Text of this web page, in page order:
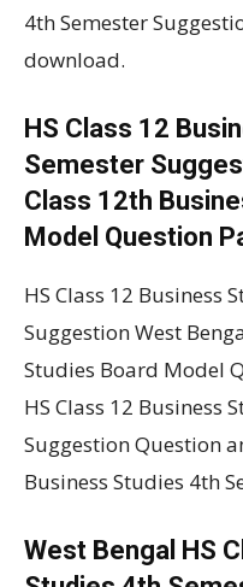
4th Semester
download.
HS Class 12
Semester
Class 12th
Model Question
HS Class 12 Business
Suggestion West
Studies Board Model
HS Class 12 Business
Suggestion Question
Business Studies 4th
West Bengal HS